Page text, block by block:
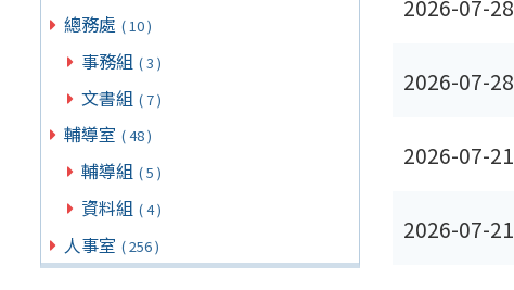
總務處 ( 10 )
事務組 ( 3 )
文書組 ( 7 )
輔導室 ( 48 )
輔導組 ( 5 )
資料組 ( 4 )
人事室 ( 256 )
2026-07-28
2026-07-28
2026-07-21
2026-07-21